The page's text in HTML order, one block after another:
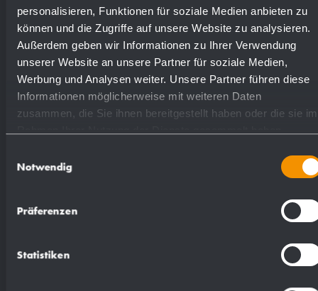
personalisieren, Funktionen für soziale Medien anbieten zu
können und die Zugriffe auf unsere Website zu analysieren.
Außerdem geben wir Informationen zu Ihrer Verwendung
unserer Website an unsere Partner für soziale Medien,
Werbung und Analysen weiter. Unsere Partner führen diese
Informationen möglicherweise mit weiteren Daten
zusammen, die Sie ihnen bereitgestellt haben oder die sie im
Notwendig
Präferenzen
Statistiken
Textvorschlag für Ausschreibungen:
Abfallbehälter aus Edelstahl (Chromnickelstahl
WN 1.4301) für Aufputz-Montage.
Ganzedelstahlgehäuse; Sichtflächen matt
geschliffen und gebürstet. Ausgestattet mit
herausnehmbarem Gewebestandbeutel aus
ca. 23 l. Lieferung einschließlich